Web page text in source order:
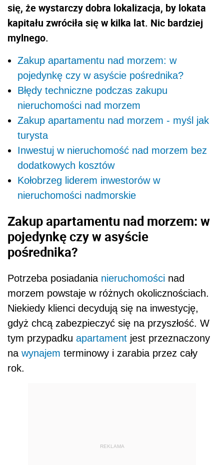
się, że wystarczy dobra lokalizacja, by lokata
kapitału zwróciła się w kilka lat. Nic bardziej
mylnego.
Zakup apartamentu nad morzem: w
pojedynkę czy w asyście pośrednika?
Błędy techniczne podczas zakupu
nieruchomości nad morzem
Zakup apartamentu nad morzem - myśl jak
turysta
Inwestuj w nieruchomość nad morzem bez
dodatkowych kosztów
Kołobrzeg liderem inwestorów w
nieruchomości nadmorskie
Zakup apartamentu nad morzem: w
pojedynkę czy w asyście
pośrednika?
Potrzeba posiadania nieruchomości nad
morzem powstaje w różnych okolicznościach.
Niekiedy klienci decydują się na inwestycję,
gdyż chcą zabezpieczyć się na przyszłość. W
tym przypadku apartament jest przeznaczony
na wynajem terminowy i zarabia przez cały
rok.
REKLAMA